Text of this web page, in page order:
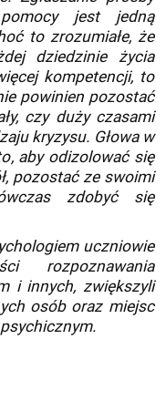
jest jedną
to zrozumiałe, że
dziedzinie życia
kompetencji, to
powinien pozostać
czy duży czasami
kryzysu. Głowa w
aby odizolować się
pozostać ze swoimi
zdobyć się
uczniowie
rozpoznawania
i innych, zwiększyli
osób oraz miejsc